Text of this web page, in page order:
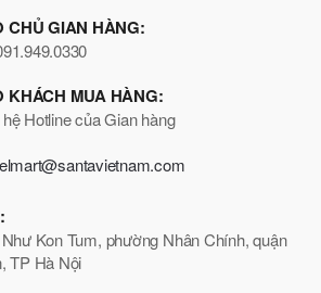
CHỦ GIAN HÀNG:
KHÁCH MUA HÀNG:
Hotline của Gian hàng
Kon Tum, phường Nhân Chính, quận
TP Hà Nội